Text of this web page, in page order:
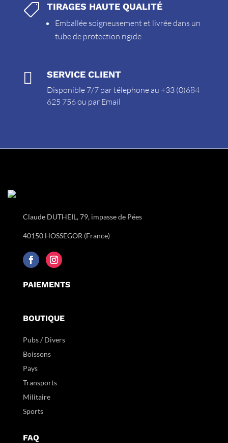
 TIRAGES HAUTE QUALITÉ
Emballée soigneusement et livrée dans un
tube de protection rigide
 SERVICE CLIENT
Disponible 7/7 par télephone au +33 (0)684
625 756 ou par Email
Claude DUTHEIL, 79, impasse de Pées
40150 HOSSEGOR (France)
PAIEMENTS
BOUTIQUE
Pubs / Divers
Boissons
Pays
Transports
Militaire
Sports
FAQ